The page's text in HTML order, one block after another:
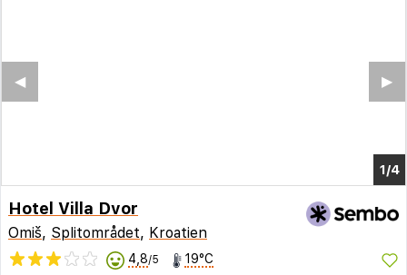
Hotel Villa Dvor
Omiš, Splitområdet, Kroatien
4,8/5 19°C